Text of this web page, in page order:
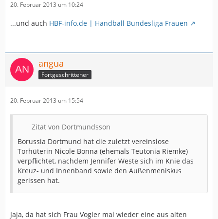
20. Februar 2013 um 10:24
...und auch HBF-info.de | Handball Bundesliga Frauen
angua
Fortgeschrittener
20. Februar 2013 um 15:54
Zitat von Dortmundsson
Borussia Dortmund hat die zuletzt vereinslose
Torhüterin Nicole Bonna (ehemals Teutonia Riemke)
verpflichtet, nachdem Jennifer Weste sich im Knie das
Kreuz- und Innenband sowie den Außenmeniskus
gerissen hat.
Jaja, da hat sich Frau Vogler mal wieder eine aus alten